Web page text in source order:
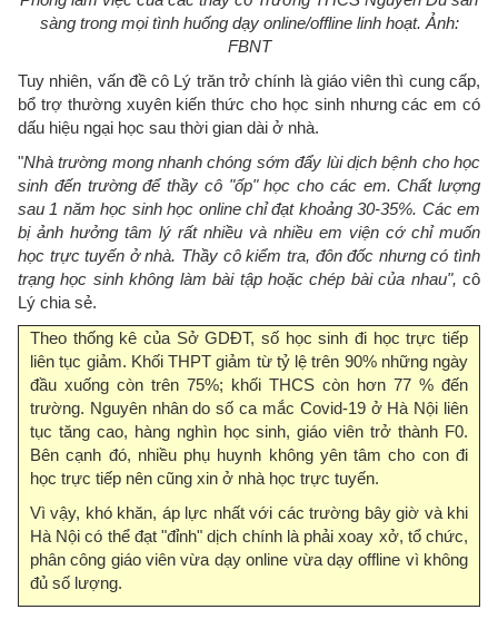
sàng trong mọi tình huống dạy online/offline linh hoạt. Ảnh:
FBNT
Tuy nhiên, vấn đề cô Lý trăn trở chính là giáo viên thì cung cấp,
bổ trợ thường xuyên kiến thức cho học sinh nhưng các em có
dấu hiệu ngại học sau thời gian dài ở nhà.
"Nhà trường mong nhanh chóng sớm đẩy lùi dịch bệnh cho học
sinh đến trường để thầy cô "ốp" học cho các em. Chất lượng
sau 1 năm học sinh học online chỉ đạt khoảng 30-35%. Các em
bị ảnh hưởng tâm lý rất nhiều và nhiều em viện cớ chỉ muốn
học trực tuyến ở nhà. Thầy cô kiểm tra, đôn đốc nhưng có tình
trạng học sinh không làm bài tập hoặc chép bài của nhau", cô
Lý chia sẻ.
Theo thống kê của Sở GDĐT, số học sinh đi học trực tiếp
liên tục giảm. Khối THPT giảm từ tỷ lệ trên 90% những ngày
đầu xuống còn trên 75%; khối THCS còn hơn 77 % đến
trường. Nguyên nhân do số ca mắc Covid-19 ở Hà Nội liên
tục tăng cao, hàng nghìn học sinh, giáo viên trở thành F0.
Bên cạnh đó, nhiều phụ huynh không yên tâm cho con đi
học trực tiếp nên cũng xin ở nhà học trực tuyến.
Vì vậy, khó khăn, áp lực nhất với các trường bây giờ và khi
Hà Nội có thể đạt "đỉnh" dịch chính là phải xoay xở, tổ chức,
phân công giáo viên vừa dạy online vừa dạy offline vì không
đủ số lượng.